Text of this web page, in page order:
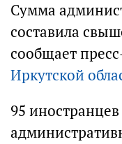
Сумма
составила
сообщает
Иркутской
95